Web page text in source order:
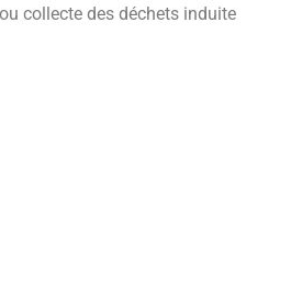
collecte des déchets induite